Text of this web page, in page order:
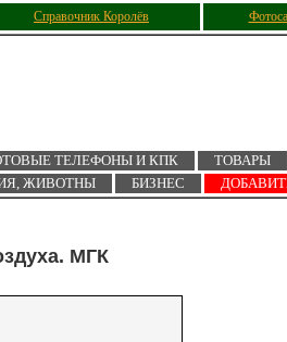
Справочник Королёв
ТЕЛЕФОНЫ И КПК ТОВАРЫ
ЖИВОТНЫ БИЗНЕС
МГК